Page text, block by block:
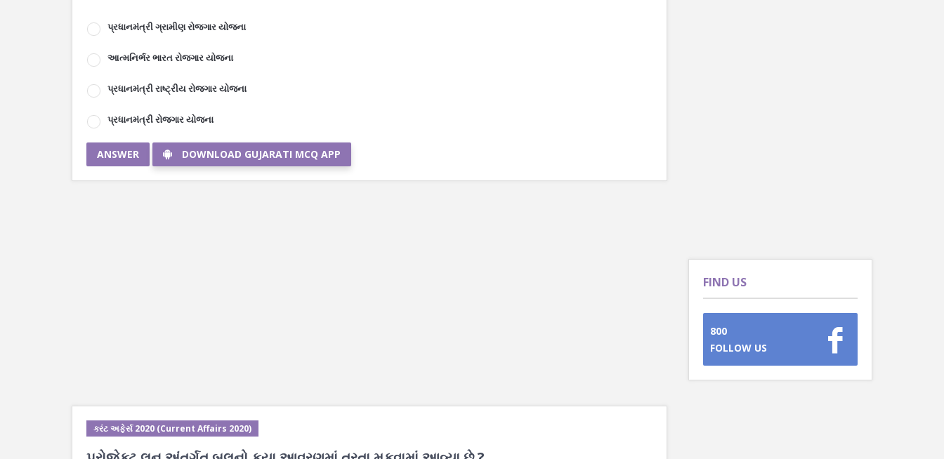
પ્રધાનમંત્રી ગ્રામીણ રોજગાર યોજના
આત્મનિર્ભર ભારત રોજગાર યોજના
પ્રધાનમંત્રી રાષ્ટ્રીય રોજગાર યોજના
પ્રધાનમંત્રી રોજગાર યોજના
ANSWER DOWNLOAD GUJARATI MCQ APP
કરંટ અફેર્સ 2020 (Current Affairs 2020)
FIND US
800
FOLLOW US